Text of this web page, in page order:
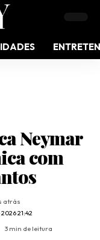
Neymar
com
21:42
atrás
3 min de leitura